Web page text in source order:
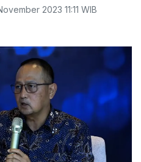
2023 11:11 WIB